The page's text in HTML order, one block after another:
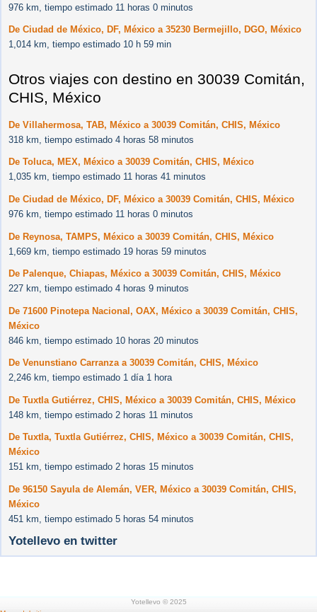
976 km, tiempo estimado 11 horas 0 minutos
De Ciudad de México, DF, México a 35230 Bermejillo, DGO, México
1,014 km, tiempo estimado 10 h 59 min
Otros viajes con destino en 30039 Comitán,
CHIS, México
De Villahermosa, TAB, México a 30039 Comitán, CHIS, México
318 km, tiempo estimado 4 horas 58 minutos
De Toluca, MEX, México a 30039 Comitán, CHIS, México
1,035 km, tiempo estimado 11 horas 41 minutos
De Ciudad de México, DF, México a 30039 Comitán, CHIS, México
976 km, tiempo estimado 11 horas 0 minutos
De Reynosa, TAMPS, México a 30039 Comitán, CHIS, México
1,669 km, tiempo estimado 19 horas 59 minutos
De Palenque, Chiapas, México a 30039 Comitán, CHIS, México
227 km, tiempo estimado 4 horas 9 minutos
De 71600 Pinotepa Nacional, OAX, México a 30039 Comitán, CHIS,
México
846 km, tiempo estimado 10 horas 20 minutos
De Venunstiano Carranza a 30039 Comitán, CHIS, México
2,246 km, tiempo estimado 1 día 1 hora
De Tuxtla Gutiérrez, CHIS, México a 30039 Comitán, CHIS, México
148 km, tiempo estimado 2 horas 11 minutos
De Tuxtla, Tuxtla Gutiérrez, CHIS, México a 30039 Comitán, CHIS,
México
151 km, tiempo estimado 2 horas 15 minutos
De 96150 Sayula de Alemán, VER, México a 30039 Comitán, CHIS,
México
451 km, tiempo estimado 5 horas 54 minutos
Yotellevo en twitter
Yotellevo © 2025